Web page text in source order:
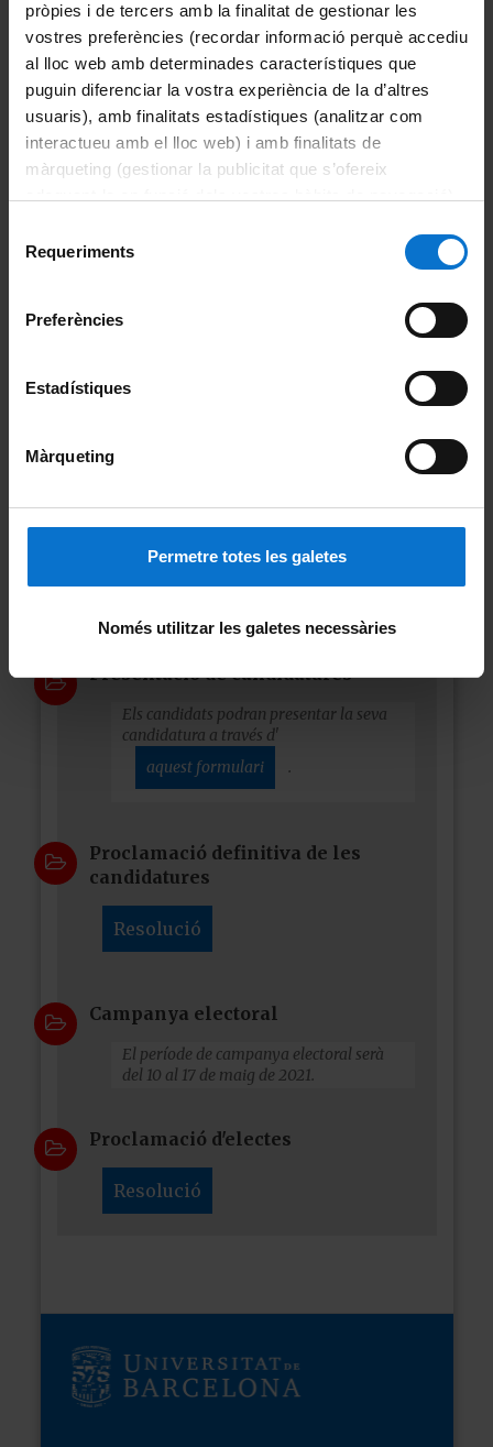
pròpies i de tercers amb la finalitat de gestionar les
vostres preferències (recordar informació perquè accediu
al lloc web amb determinades característiques que
puguin diferenciar la vostra experiència de la d’altres
usuaris), amb finalitats estadístiques (analitzar com
interactueu amb el lloc web) i amb finalitats de
màrqueting (gestionar la publicitat que s’ofereix
consultar laPolítica de galetes del lloc web de la
Requeriments
Preferències
Estadístiques
Màrqueting
Permetre totes les galetes
Només utilitzar les galetes necessàries
provisional
Publicació del cens electoral
definitiu
Podràs consultar, si estàs inclòs al cens
Presentació de candidatures
Els candidats podran presentar la seva
candidatura a través d'
aquest formulari
.
Proclamació definitiva de les
candidatures
Resolució
Campanya electoral
El període de campanya electoral serà
del 10 al 17 de maig de 2021.
Proclamació d'electes
Resolució